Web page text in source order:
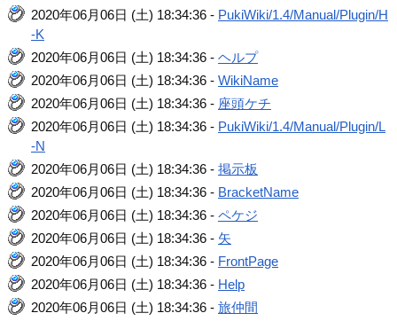
2020年06月06日 (土) 18:34:36 - PukiWiki/1.4/Manual/Plugin/H
-K
2020年06月06日 (土) 18:34:36 -ヘルプ
2020年06月06日 (土) 18:34:36 -WikiName
2020年06月06日 (土) 18:34:36 - 座頭ケチ
2020年06月06日 (土) 18:34:36 - PukiWiki/1.4/Manual/Plugin/L
-N
2020年06月06日 (土) 18:34:36 -掲示板
2020年06月06日 (土) 18:34:36 - BracketName
2020年06月06日 (土) 18:34:36 -ペケジ
2020年06月06日 (土) 18:34:36 - 矢
2020年06月06日 (土) 18:34:36 - FrontPage
2020年06月06日 (土) 18:34:36 - Help
2020年06月06日 (土) 18:34:36 -旅仲間